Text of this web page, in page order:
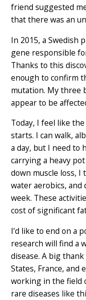
friend suggested
that there was an
In 2015, a Swedish
gene responsible
Thanks to this
enough to confirm
mutation. My three
appear to be
Today, I feel like
starts. I can walk,
a day, but I need to
carrying a heavy
down muscle loss, I
water aerobics,
week. These
cost of significant
I’d like to end on a
research will find a
disease. A big
States, France, and
working in the field
rare diseases like